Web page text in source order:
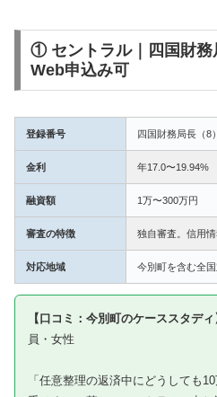
① セントラル｜四国財務
Web申込み可
登録番号 四国財務局長（8
金利 年17.0〜19.94%
融資額 1万〜300万円
審査の特徴 独自審査。信用
対応地域 今別町を含む全
【口コミ：今別町のケーススタディ
員・女性
「任意整理の返済中にどうしても